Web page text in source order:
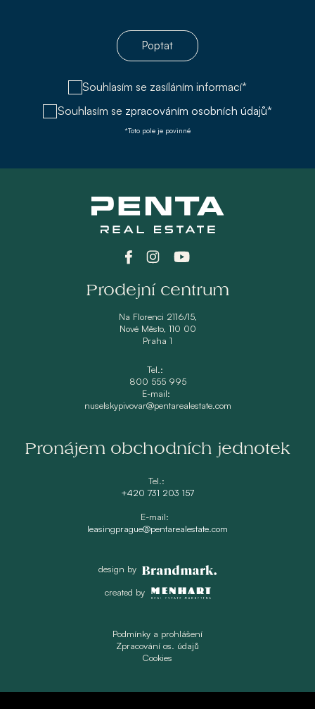
Poptat
Souhlasím se zasíláním informací*
Souhlasím se zpracováním osobních údajů*
*Toto pole je povinné
Prodejní centrum
Na Florenci 2116/15,
Nové Město, 110 00
Praha 1
Tel.:
800 555 995
E-mail:
nuselskypivovar@pentarealestate.com
Pronájem obchodních jednotek
Tel.:
+420 731 203 157
E-mail:
leasingprague@pentarealestate.com
design by
created by
Podmínky a prohlášení
Zpracování os. údajů
Cookies